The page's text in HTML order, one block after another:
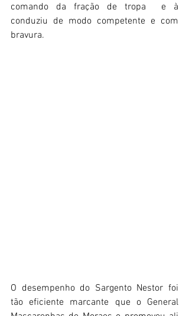
comando da fração de tropa  e à
conduziu de modo competente e com
bravura.
O desempenho do Sargento Nestor foi
tão eficiente marcante que o General